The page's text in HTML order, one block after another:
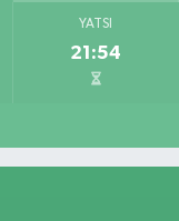
YATSI
21:54